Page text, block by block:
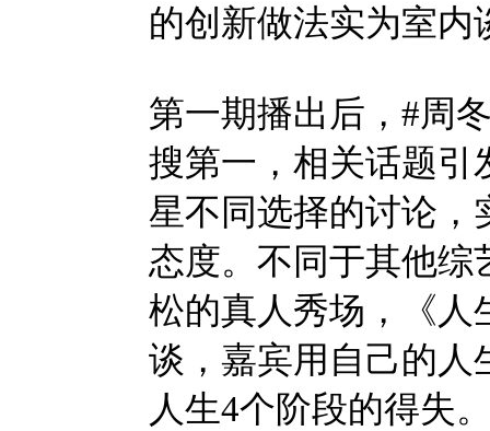
的创新做法实为室内
第一期播出后，#周
搜第一，相关话题引
星不同选择的讨论，
态度。不同于其他综
松的真人秀场，《人
谈，嘉宾用自己的人
人生4个阶段的得失